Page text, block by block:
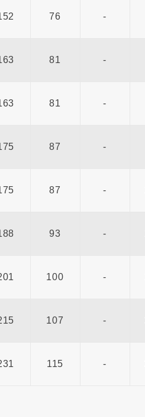
76 -
81 -
81 -
87 -
87 -
93 -
100 -
107 -
115 -